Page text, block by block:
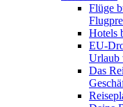
Flüge
Hotels
EU-
Urlaub
Das